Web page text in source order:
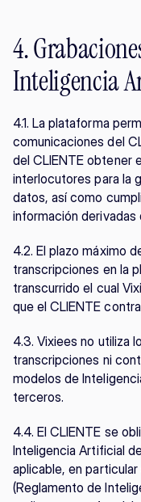
4.
Inteligencia
4.1. La plataforma
comunicaciones del
del CLIENTE obtener
interlocutores para la
datos, así como
información derivadas
4.2. El plazo máximo
transcripciones en la
transcurrido el cual
que el CLIENTE
4.3. Vixiees no utiliza
transcripciones ni
modelos de
terceros.
4.4. El CLIENTE se
Inteligencia Artificial
aplicable, en
(Reglamento de